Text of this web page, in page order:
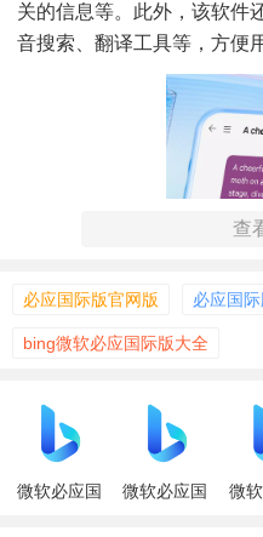
关的信息等。此外，该软件
音搜索、翻译工具等，方便
查
必应国际版官网版 必应国
bing微软必应国际版大全
微软必应国
微软必应国
微